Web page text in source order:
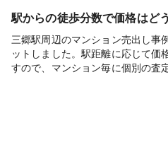
駅からの徒歩分数で価格はど
三郷駅周辺のマンション売出し事
ットしました。駅距離に応じて価
すので、マンション毎に個別の査